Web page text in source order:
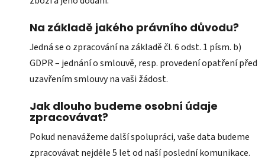
Na základě jakého právního důvodu?
Jedná se o zpracování na základě čl. 6 odst. 1 písm. b)
GDPR – jednání o smlouvě, resp. provedení opatření před
uzavřením smlouvy na vaši žádost.
Jak dlouho budeme osobní údaje
zpracovávat?
Pokud nenavážeme další spolupráci, vaše data budeme
zpracovávat nejdéle 5 let od naší poslední komunikace.